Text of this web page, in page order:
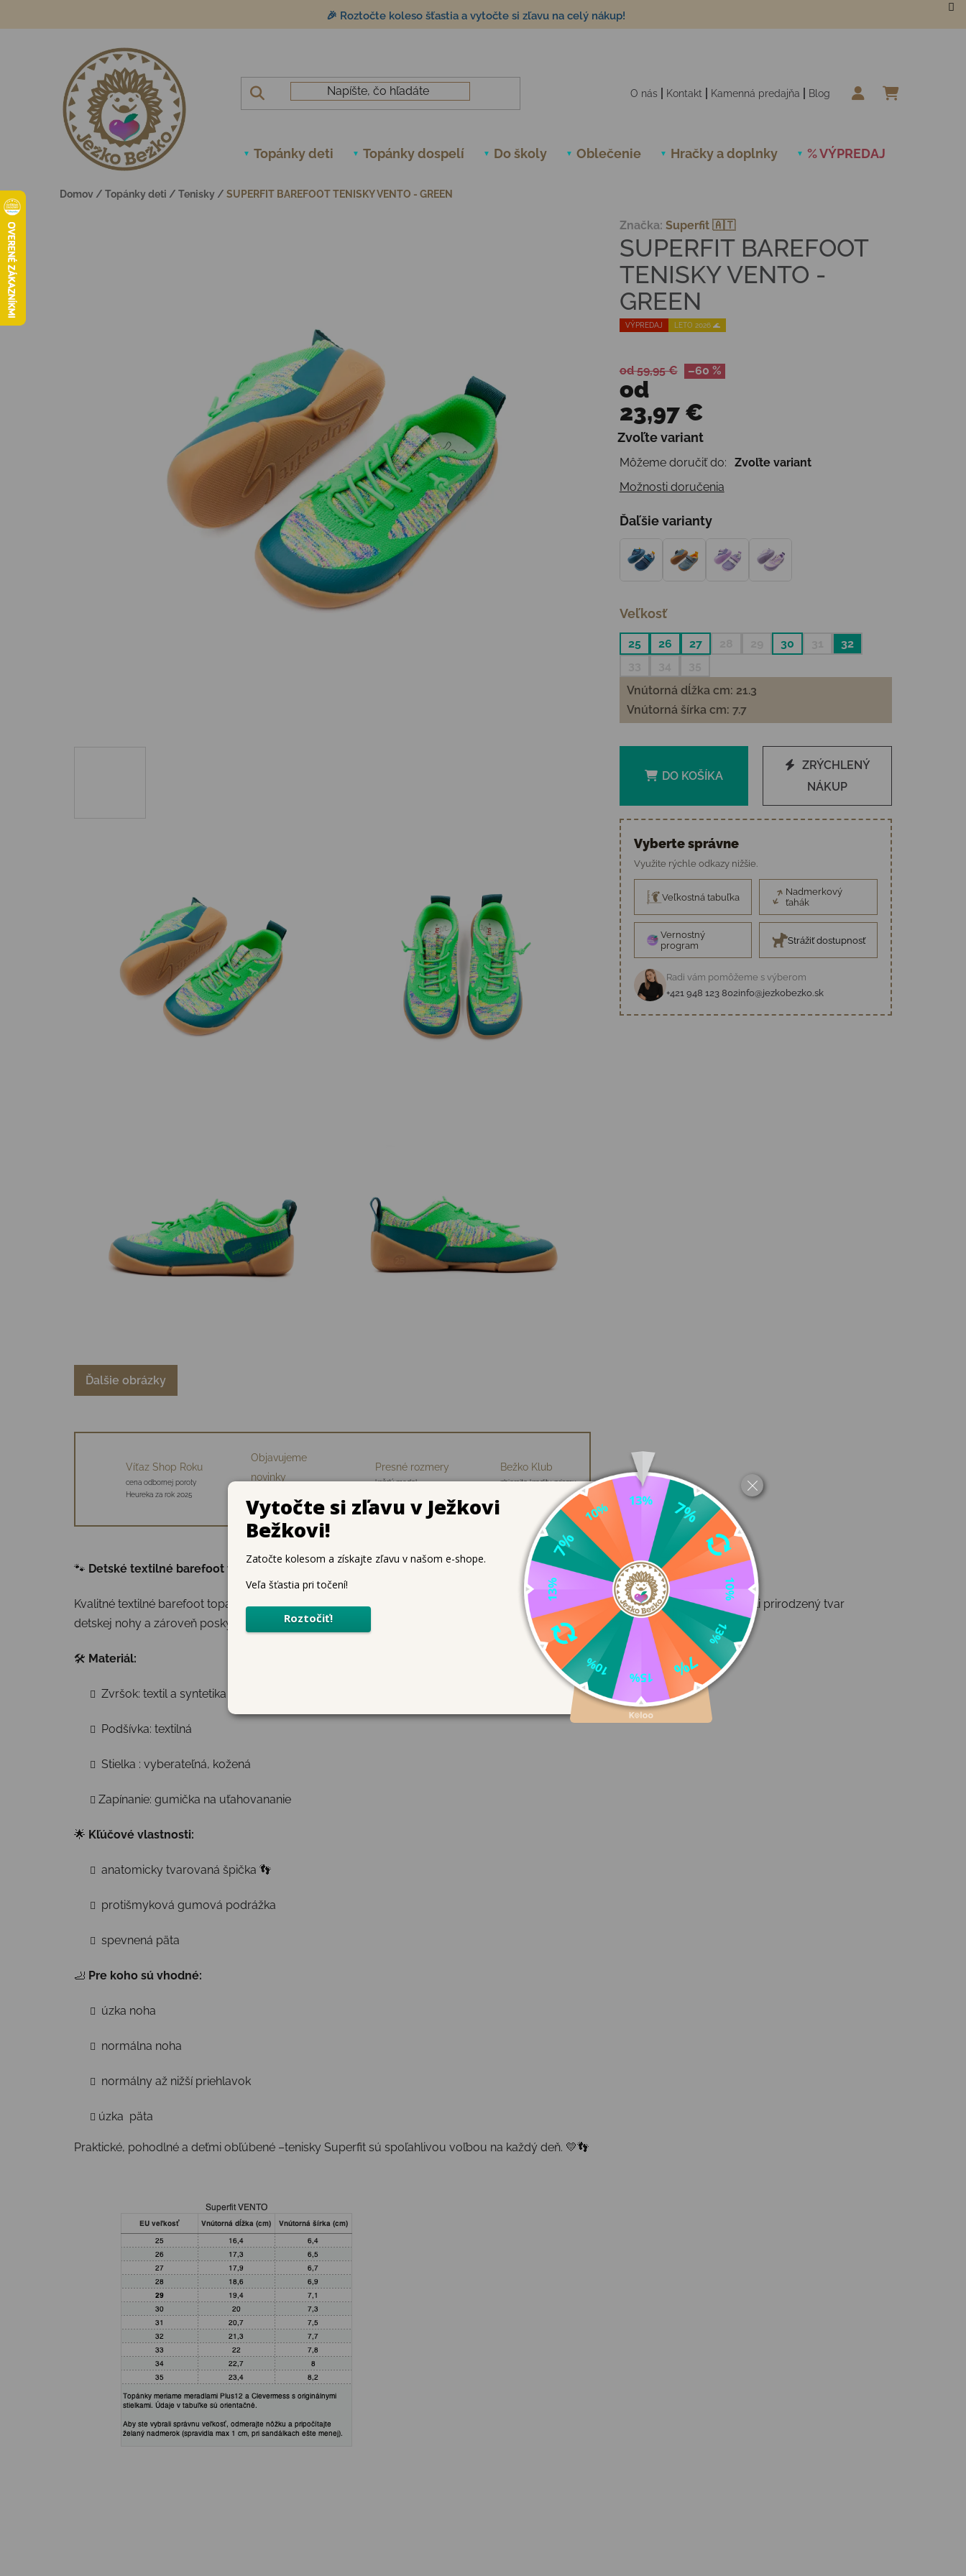
🎉 Roztočte koleso šťastia a vytočte si zľavu na celý nákup!
O nás Kontakt Kamenná predajňa Blog
Topánky deti Topánky dospelí Do školy Oblečenie Hračky a doplnky % VÝPREDAJ
Domov / Topánky deti / Tenisky / SUPERFIT BAREFOOT TENISKY VENTO - GREEN
VÝPREDAJ LETO 2026 🌊
SUPERFIT BAREFOOT
TENISKY VENTO -
GREEN
Značka: Superfit 🇦🇹
od 59,95 € –60 %
od
23,97 €
Jednotková cena:
Zvoľte variant
Môžeme doručiť do:
Zvoľte variant
Možnosti doručenia
Ďaľšie varianty
Veľkosť
25 26 27 30
32
Vnútorná dĺžka cm: 21.3
Vnútorná šírka cm: 7.7
DO KOŠÍKA
ZRÝCHLENÝ
NÁKUP
Vyberte správne
Využite rýchle odkazy nižšie.
Veľkostná tabuľka
Nadmerkový
ťahák
Vernostný
program
Strážiť dostupnosť
Radi vám pomôžeme s výberom
+421 948 123 802info@jezkobezko.sk
Ďalšie obrázky
Víťaz Shop Roku
cena odbornej poroty
Heureka za rok 2025
Objavujeme
novinky
značiek
Presné rozmery
každý model
Bežko Klub
zbierajte kredity, priamu
🐾 Detské textilné barefoot topánky Superfit Vento
Kvalitné textilné barefoot topánky s anatomicky tvarovanou špičkou a protišmykovou podrážkou. Navrhnuté tak, aby rešpektovali prirodzený tvar
detskej nohy a zároveň poskytli stabilitu vďaka spevnenej päte. Ideálne na každodenné nosenie do škôlky aj na ihrisko.
🛠 Materiál:
Zvršok: textil a syntetika
Podšívka: textilná
Stielka : vyberateľná, kožená
Zapínanie: gumička na uťahovananie
🌟 Kľúčové vlastnosti:
anatomicky tvarovaná špička 👣
protišmyková gumová podrážka
spevnená päta
🦶 Pre koho sú vhodné:
úzka noha
normálna noha
normálny až nižší priehlavok
úzka päta
Praktické, pohodlné a deťmi obľúbené –tenisky Superfit sú spoľahlivou voľbou na každý deň. 💛👣